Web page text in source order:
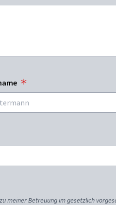
meiner Betreuung im gesetzlich